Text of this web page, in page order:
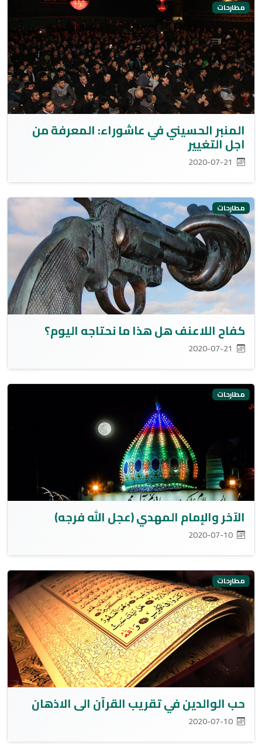
مطارحات
المنبر الحسيني في عاشوراء: المعرفة من
اجل التغيير
مطارحات
كفاح اللاعنف هل هذا ما نحتاجه اليوم؟
مطارحات
الآخر والإمام المهدي (عجل الله فرجه)
مطارحات
حب الوالدين في تقريب القرآن الى الاذهان